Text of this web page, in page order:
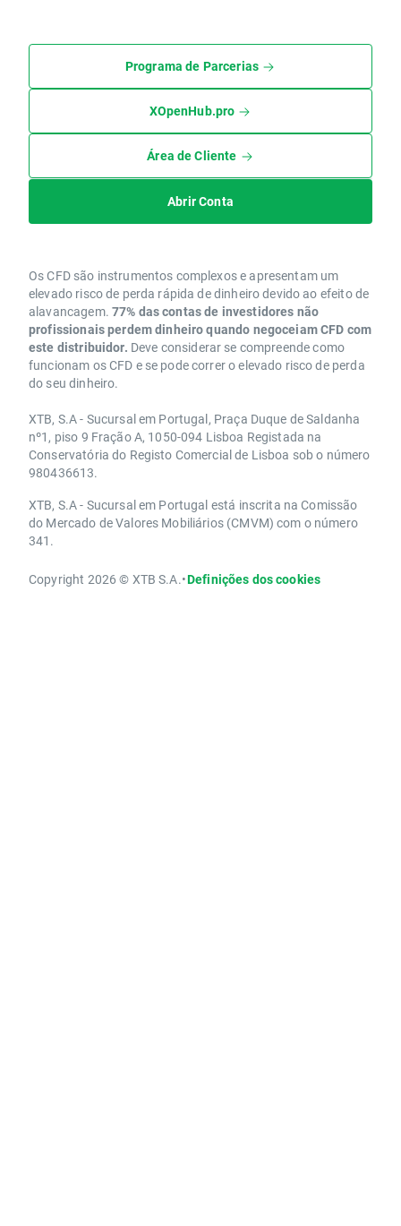
Programa de Parcerias
XOpenHub.pro
Área de Cliente
Abrir Conta
Os CFD são instrumentos complexos e apresentam um
elevado risco de perda rápida de dinheiro devido ao efeito de
alavancagem. 77% das contas de investidores não
profissionais perdem dinheiro quando negoceiam CFD com
este distribuidor. Deve considerar se compreende como
funcionam os CFD e se pode correr o elevado risco de perda
do seu dinheiro.
XTB, S.A - Sucursal em Portugal, Praça Duque de Saldanha
nº1, piso 9 Fração A, 1050-094 Lisboa Registada na
Conservatória do Registo Comercial de Lisboa sob o número
980436613.
XTB, S.A - Sucursal em Portugal está inscrita na Comissão
do Mercado de Valores Mobiliários (CMVM) com o número
341.
Copyright 2026 © XTB S.A.•Definições dos cookies